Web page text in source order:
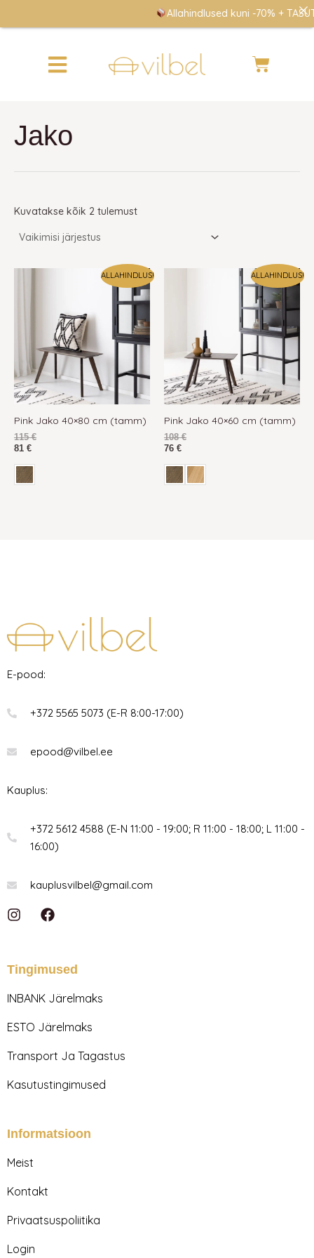
to
Cart
Jako
Kuvatakse kõik 2 tulemust
ALLAHINDLUS!
Pink Jako 40×80 cm (tamm)
115€
81 €
ALLAHINDLUS!
Pink Jako 40×60 cm (tamm)
108€
76 €
E-pood:
+372 5565 5073 (E-R 8:00-17:00)
epood@vilbel.ee
Kauplus:
+372 5612 4588 (E-N 11:00 - 19:00; R 11:00 - 18:00; L 11:00 -
16:00)
kauplusvilbel@gmail.com
I
a
r
m
F
b
o
Tingimused
INBANK Järelmaks
ESTO Järelmaks
Transport Ja Tagastus
Kasutustingimused
Informatsioon
Meist
Kontakt
Privaatsuspoliitika
Login
Allahindlused kuni -70% +